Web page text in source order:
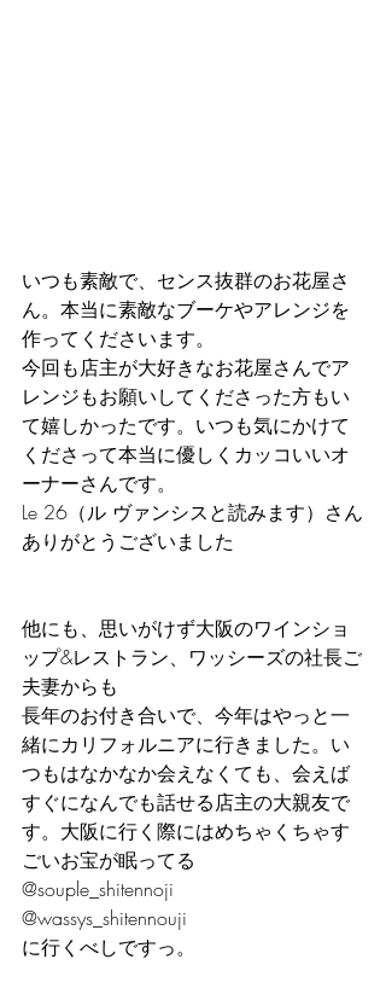
いつも素敵で、センス抜群のお花屋さ
ん。本当に素敵なブーケやアレンジを
作ってくださいます。
今回も店主が大好きなお花屋さんでア
レンジもお願いしてくださった方もい
て嬉しかったです。いつも気にかけて
くださって本当に優しくカッコいいオ
ーナーさんです。
Le 26（ル ヴァンシスと読みます）さん
ありがとうございました
他にも、思いがけず大阪のワインショ
ップ&レストラン、ワッシーズの社長ご
夫妻からも
長年のお付き合いで、今年はやっと一
緒にカリフォルニアに行きました。い
つもはなかなか会えなくても、会えば
すぐになんでも話せる店主の大親友で
す。大阪に行く際にはめちゃくちゃす
ごいお宝が眠ってる
@souple_shitennoji
@wassys_shitennouji
に行くべしですっ。